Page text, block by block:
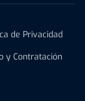
de Privacidad
y Contratación